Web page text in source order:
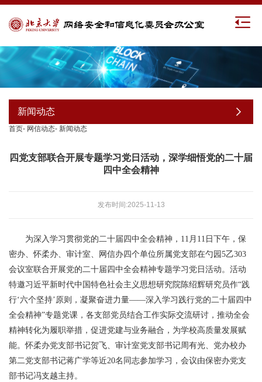
新闻动态
首页- 网信动态- 新闻动态
四党支部联合开展专题学习党日活动，深学细悟党的二十届
四中全会精神
发布时间:2025-11-13
为深入学习贯彻党的二十届四中全会精神，11月11日下午，保
密办、怀柔办、审计室、网信办四个单位所属党支部在勺园5乙303
会议室联合开展党的二十届四中全会精神专题学习党日活动。活动
特邀习近平新时代中国特色社会主义思想研究院陈绍辉研究员作“践
行‘六个坚持’原则，凝聚奋进力量——深入学习践行党的二十届四中
全会精神”专题党课，各支部党员结合工作实际交流研讨，推动全会
精神转化为履职举措，促进党建与业务融合，为学校高质量发展赋
能。怀柔办党支部书记贺飞、审计室党支部书记周有光、党办校办
第二党支部书记蒋广学等近20名同志参加学习，会议由保密办党支
部书记冯支越主持。